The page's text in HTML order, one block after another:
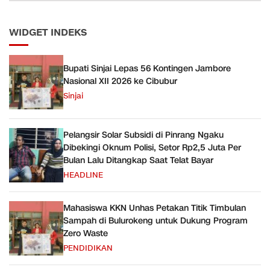
WIDGET INDEKS
Bupati Sinjai Lepas 56 Kontingen Jambore
Nasional XII 2026 ke Cibubur
Sinjai
Pelangsir Solar Subsidi di Pinrang Ngaku
Dibekingi Oknum Polisi, Setor Rp2,5 Juta Per
Bulan Lalu Ditangkap Saat Telat Bayar
HEADLINE
Mahasiswa KKN Unhas Petakan Titik Timbulan
Sampah di Bulurokeng untuk Dukung Program
Zero Waste
PENDIDIKAN